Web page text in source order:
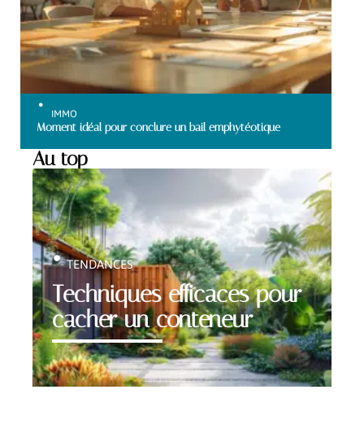
IMMO
Moment idéal pour conclure un bail emphytéotique
Au top
Techniques efficaces pour
cacher un conteneur
TENDANCES